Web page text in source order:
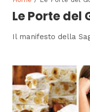
Le Porte del
Il manifesto della